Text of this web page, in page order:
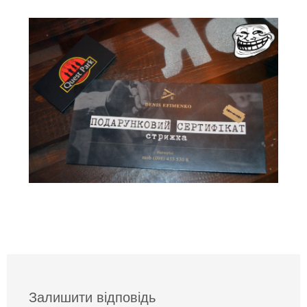
Залишити відповідь